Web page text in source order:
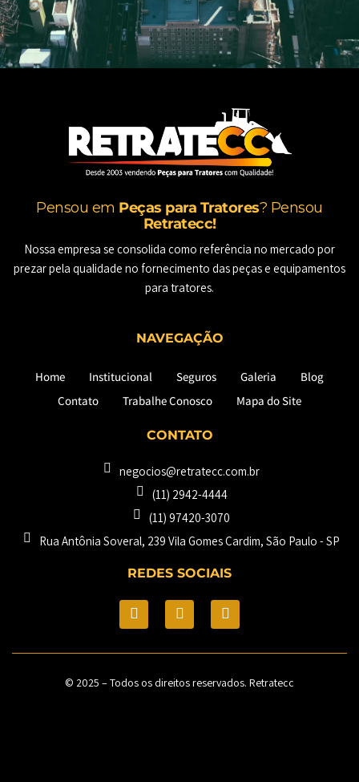
Pensou em Peças para Tratores? Pensou
Retratecc!
Nossa empresa se consolida como referência no mercado por
prezar pela qualidade no fornecimento das peças e equipamentos
para tratores.
NAVEGAÇÃO
Home Institucional Seguros Galeria
Blog
Contato
Trabalhe Conosco Mapa do Site
CONTATO
negocios@retratecc.com.br
(11) 2942-4444
(11) 97420-3070
Rua Antônia Soveral, 239 Vila Gomes Cardim, São Paulo - SP​
REDES SOCIAIS
© 2025 – Todos os direitos reservados. Retratecc